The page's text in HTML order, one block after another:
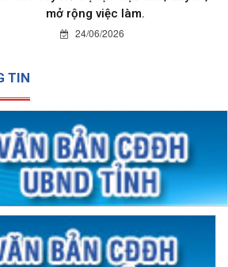
mở rộng việc làm.
24/06/2026
TIN